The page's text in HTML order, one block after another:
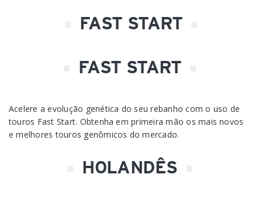
FAST START
FAST START
Acelere a evolução genética do seu rebanho com o uso de
touros Fast Start. Obtenha em primeira mão os mais novos
e melhores touros genômicos do mercado.
HOLANDÊS